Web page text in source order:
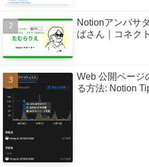
Notionアンバサ
ばさん｜コネク
Web 公開ページ
る方法: Notion